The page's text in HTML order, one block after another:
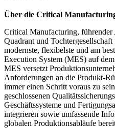
Über die Critical
Critical Manufacturing,
Quadrant und
modernste, flexibelste und am
Execution System (MES) auf
MES versetzt
Anforderungen an die Produkt-
immer einen Schritt voraus zu
geschlossenen
Geschäftssysteme und
integrieren sowie umfassende
globalen Produktionsabläufe